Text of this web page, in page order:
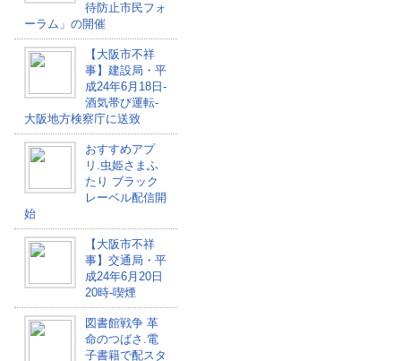
待防止市民フォ
ーラム」の開催
【大阪市不祥
事】建設局・平
成24年6月18日-
酒気帯び運転-
大阪地方検察庁に送致
おすすめアプ
リ.虫姫さまふ
たり ブラック
レーベル配信開
始
【大阪市不祥
事】交通局・平
成24年6月20日
20時-喫煙
図書館戦争 革
命のつばさ.電
子書籍で配スタ